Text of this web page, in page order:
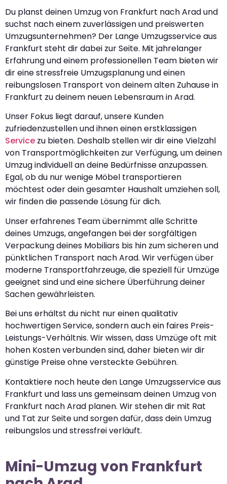
Du planst deinen Umzug von Frankfurt nach Arad und
suchst nach einem zuverlässigen und preiswerten
Umzugsunternehmen? Der Lange Umzugsservice aus
Frankfurt steht dir dabei zur Seite. Mit jahrelanger
Erfahrung und einem professionellen Team bieten wir
dir eine stressfreie Umzugsplanung und einen
reibungslosen Transport von deinem alten Zuhause in
Frankfurt zu deinem neuen Lebensraum in Arad.
Unser Fokus liegt darauf, unsere Kunden
zufriedenzustellen und ihnen einen erstklassigen
Service zu bieten. Deshalb stellen wir dir eine Vielzahl
von Transportmöglichkeiten zur Verfügung, um deinen
Umzug individuell an deine Bedürfnisse anzupassen.
Egal, ob du nur wenige Möbel transportieren
möchtest oder dein gesamter Haushalt umziehen soll,
wir finden die passende Lösung für dich.
Unser erfahrenes Team übernimmt alle Schritte
deines Umzugs, angefangen bei der sorgfältigen
Verpackung deines Mobiliars bis hin zum sicheren und
pünktlichen Transport nach Arad. Wir verfügen über
moderne Transportfahrzeuge, die speziell für Umzüge
geeignet sind und eine sichere Überführung deiner
Sachen gewährleisten.
Bei uns erhältst du nicht nur einen qualitativ
hochwertigen Service, sondern auch ein faires Preis-
Leistungs-Verhältnis. Wir wissen, dass Umzüge oft mit
hohen Kosten verbunden sind, daher bieten wir dir
günstige Preise ohne versteckte Gebühren.
Kontaktiere noch heute den Lange Umzugsservice aus
Frankfurt und lass uns gemeinsam deinen Umzug von
Frankfurt nach Arad planen. Wir stehen dir mit Rat
und Tat zur Seite und sorgen dafür, dass dein Umzug
reibungslos und stressfrei verläuft.
Mini-Umzug von Frankfurt